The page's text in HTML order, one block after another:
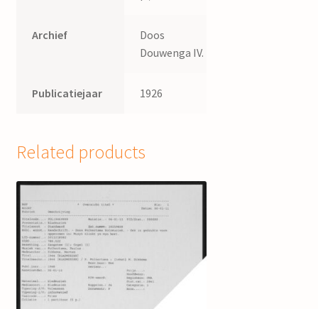
Archief
Doos
Douwenga IV.
Publicatiejaar 1926
Related products